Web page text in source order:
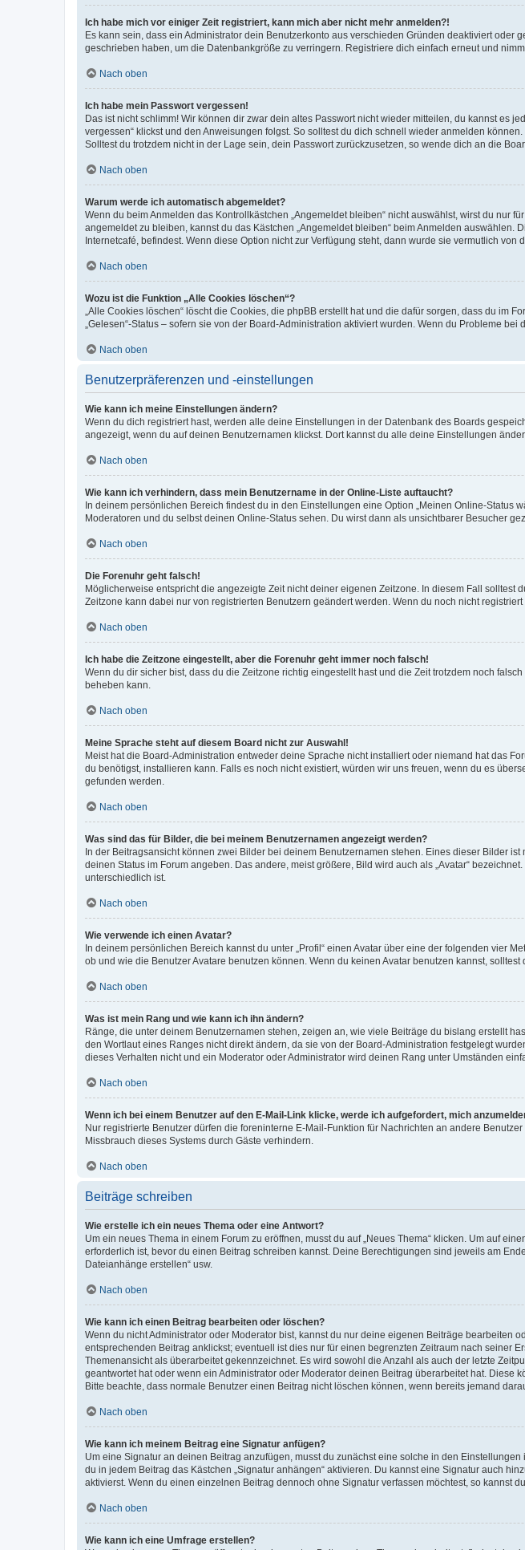
Ich habe mich vor einiger Zeit registriert, kann mich aber nicht mehr anmelden?!
Es kann sein, dass ein Administrator dein Benutzerkonto aus verschieden Gründen deaktiviert
geschrieben haben, um die Datenbankgröße zu verringern. Registriere dich einfach erneut und
Nach oben
Ich habe mein Passwort vergessen!
Das ist nicht schlimm! Wir können dir zwar dein altes Passwort nicht wieder mitteilen, du kannst es
vergessen“ klickst und den Anweisungen folgst. So solltest du dich schnell wieder anmelden können.
Solltest du trotzdem nicht in der Lage sein, dein Passwort zurückzusetzen, so wende dich an die
Nach oben
Warum werde ich automatisch abgemeldet?
Wenn du beim Anmelden das Kontrollkästchen „Angemeldet bleiben“ nicht auswählst, wirst du
angemeldet zu bleiben, kannst du das Kästchen „Angemeldet bleiben“ beim Anmelden
Internetcafé, befindest. Wenn diese Option nicht zur Verfügung steht, dann wurde sie vermutlich von
Nach oben
Wozu ist die Funktion „Alle Cookies löschen“?
„Alle Cookies löschen“ löscht die Cookies, die phpBB erstellt hat und die dafür sorgen, dass du
„Gelesen“-Status – sofern sie von der Board-Administration aktiviert wurden. Wenn du Probleme
Nach oben
Benutzerpräferenzen und -einstellungen
Wie kann ich meine Einstellungen ändern?
Wenn du dich registriert hast, werden alle deine Einstellungen in der Datenbank des Boards
angezeigt, wenn du auf deinen Benutzernamen klickst. Dort kannst du alle deine Einstellungen
Nach oben
Wie kann ich verhindern, dass mein Benutzername in der Online-Liste auftaucht?
In deinem persönlichen Bereich findest du in den Einstellungen eine Option „Meinen Online-Status
Moderatoren und du selbst deinen Online-Status sehen. Du wirst dann als unsichtbarer Besucher
Nach oben
Die Forenuhr geht falsch!
Möglicherweise entspricht die angezeigte Zeit nicht deiner eigenen Zeitzone. In diesem Fall solltest
Zeitzone kann dabei nur von registrierten Benutzern geändert werden. Wenn du noch nicht registriert
Nach oben
Ich habe die Zeitzone eingestellt, aber die Forenuhr geht immer noch falsch!
Wenn du dir sicher bist, dass du die Zeitzone richtig eingestellt hast und die Zeit trotzdem noch
beheben kann.
Nach oben
Meine Sprache steht auf diesem Board nicht zur Auswahl!
Meist hat die Board-Administration entweder deine Sprache nicht installiert oder niemand hat das
du benötigst, installieren kann. Falls es noch nicht existiert, würden wir uns freuen, wenn du es
gefunden werden.
Nach oben
Was sind das für Bilder, die bei meinem Benutzernamen angezeigt werden?
In der Beitragsansicht können zwei Bilder bei deinem Benutzernamen stehen. Eines dieser Bilder
deinen Status im Forum angeben. Das andere, meist größere, Bild wird auch als „Avatar“
unterschiedlich ist.
Nach oben
Wie verwende ich einen Avatar?
In deinem persönlichen Bereich kannst du unter „Profil“ einen Avatar über eine der folgenden vier
ob und wie die Benutzer Avatare benutzen können. Wenn du keinen Avatar benutzen kannst, solltest
Nach oben
Was ist mein Rang und wie kann ich ihn ändern?
Ränge, die unter deinem Benutzernamen stehen, zeigen an, wie viele Beiträge du bislang erstellt
den Wortlaut eines Ranges nicht direkt ändern, da sie von der Board-Administration festgelegt
dieses Verhalten nicht und ein Moderator oder Administrator wird deinen Rang unter Umständen
Nach oben
Wenn ich bei einem Benutzer auf den E-Mail-Link klicke, werde ich aufgefordert, mich
Nur registrierte Benutzer dürfen die foreninterne E-Mail-Funktion für Nachrichten an andere
Missbrauch dieses Systems durch Gäste verhindern.
Nach oben
Beiträge schreiben
Wie erstelle ich ein neues Thema oder eine Antwort?
Um ein neues Thema in einem Forum zu eröffnen, musst du auf „Neues Thema“ klicken. Um auf
erforderlich ist, bevor du einen Beitrag schreiben kannst. Deine Berechtigungen sind jeweils am
Dateianhänge erstellen“ usw.
Nach oben
Wie kann ich einen Beitrag bearbeiten oder löschen?
Wenn du nicht Administrator oder Moderator bist, kannst du nur deine eigenen Beiträge bearbeiten
entsprechenden Beitrag anklickst; eventuell ist dies nur für einen begrenzten Zeitraum nach seiner
Themenansicht als überarbeitet gekennzeichnet. Es wird sowohl die Anzahl als auch der letzte
geantwortet hat oder wenn ein Administrator oder Moderator deinen Beitrag überarbeitet hat.
Bitte beachte, dass normale Benutzer einen Beitrag nicht löschen können, wenn bereits jemand
Nach oben
Wie kann ich meinem Beitrag eine Signatur anfügen?
Um eine Signatur an deinen Beitrag anzufügen, musst du zunächst eine solche in den
du in jedem Beitrag das Kästchen „Signatur anhängen“ aktivieren. Du kannst eine Signatur auch
aktivierst. Wenn du einen einzelnen Beitrag dennoch ohne Signatur verfassen möchtest, so kannst
Nach oben
Wie kann ich eine Umfrage erstellen?